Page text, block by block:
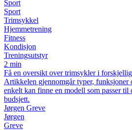
Sport
Sport
Trimsykkel
Hjemmetrening
Fitness
Kondisjon
Treningsutstyr
2 min
Få en oversikt over trimsykler i
Artikkelen gjennomgår typer, funksjoner
enkelt kan finne en modell som passer
budsjett.
Jørgen Greve
Jørgen
Greve